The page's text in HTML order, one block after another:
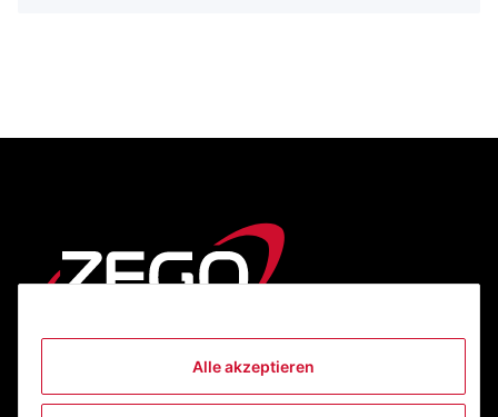
Alle akzeptieren
Informationen